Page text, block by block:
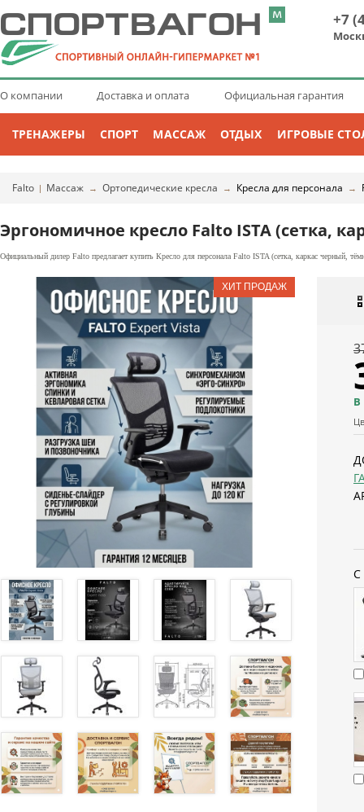
+7
О компании Доставка и оплата Официальная гарантия
ТРЕНАЖЕРЫ СПОРТ МАССАЖ ОТДЫХ ИГРОВЫЕ
Falto | Массаж → Ортопедические кресла → Кресла для персонала →
Эргономичное кресло Falto ISTA (сетка,
Официальный дилер Falto предлагает купить Кресло для персонала Falto ISTA (сетка, каркас черный,
С